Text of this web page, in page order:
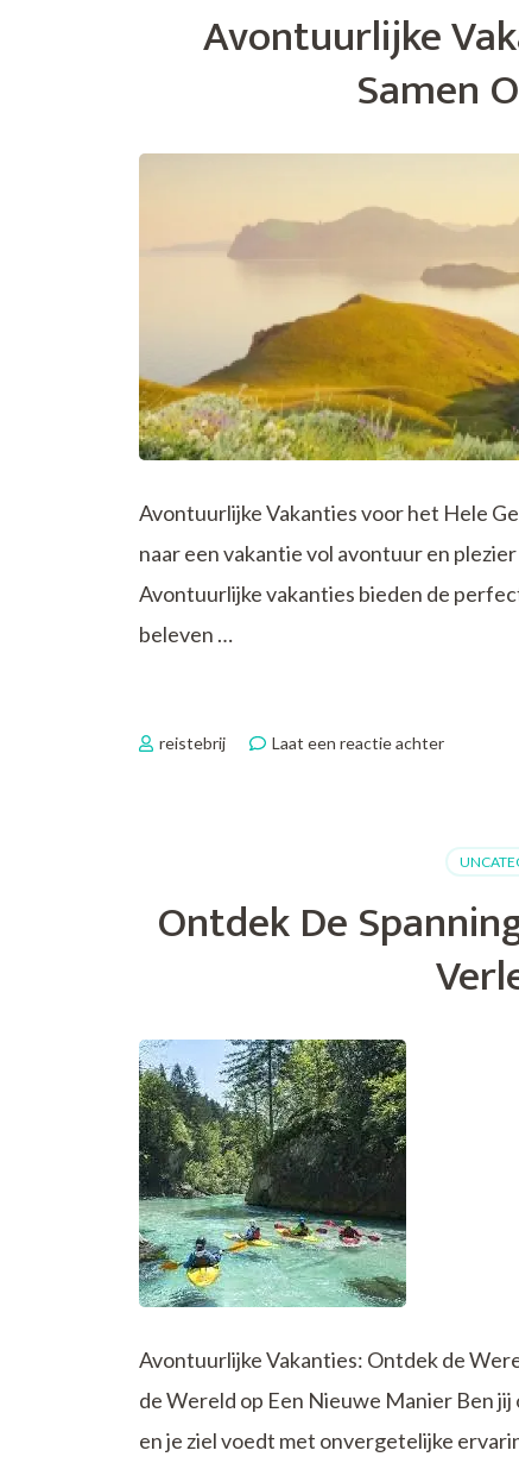
Avontuurlijke
Samen
Avontuurlijke Vakanties voor het Hele
naar een vakantie vol avontuur en
Avontuurlijke vakanties bieden de
beleven …
reistebrij Laat een reactie achterop
het
Hele
Samen
Op
Ontdek De
Avontuurlijke Vakanties: Ontdek de
de Wereld op Een Nieuwe Manier Ben
en je ziel voedt met onvergetelijke